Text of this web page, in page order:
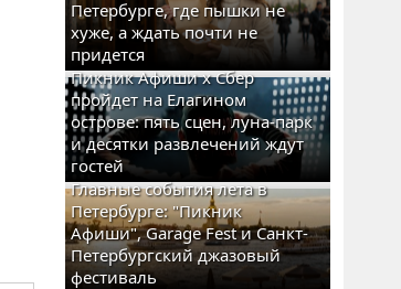
Петербурге, где пышки не
хуже, а ждать почти не
придется
Пикник Афиши x Сбер
пройдет на Елагином
острове: пять сцен, луна-парк
и десятки развлечений ждут
гостей
Главные события лета в
Петербурге: "Пикник
Афиши", Garage Fest и Санкт-
Петербургский джазовый
фестиваль